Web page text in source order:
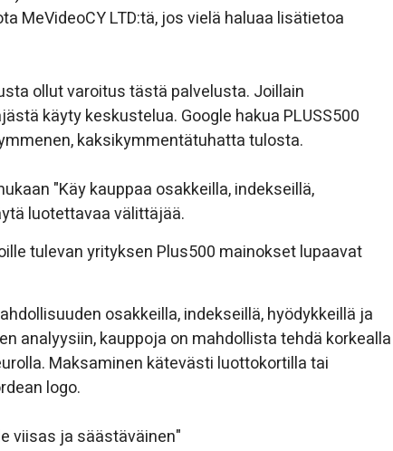
MeVideoCY LTD:tä, jos vielä haluaa lisätietoa
ollut varoitus tästä palvelusta. Joillain
käyty keskustelua. Google hakua PLUSS500
kaksikymmentätuhatta tulosta.
"Käy kauppaa osakkeilla, indekseillä,
luotettavaa välittäjää.
tulevan yrityksen Plus500 mainokset lupaavat
osakkeilla, indekseillä, hyödykkeillä ja
analyysiin, kauppoja on mahdollista tehdä korkealla
Maksaminen kätevästi luottokortilla tai
logo.
viisas ja säästäväinen"